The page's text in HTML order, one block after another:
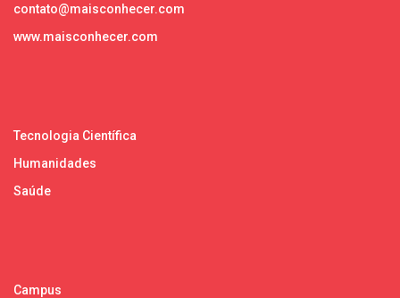
contato@maisconhecer.com
www.maisconhecer.com
Tecnologia Científica
Humanidades
Saúde
Campus